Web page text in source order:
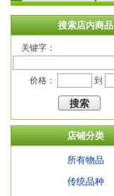
搜索店内商品
关键字：
价格： 到
店铺分类
所有物品
传统品种